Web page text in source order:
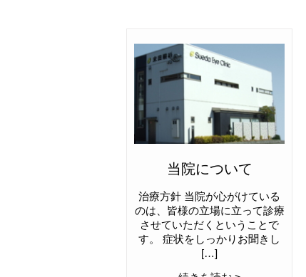
当院について
治療方針 当院が心がけている
のは、皆様の立場に立って診療
させていただくということで
す。 症状をしっかりお聞きし
[…]